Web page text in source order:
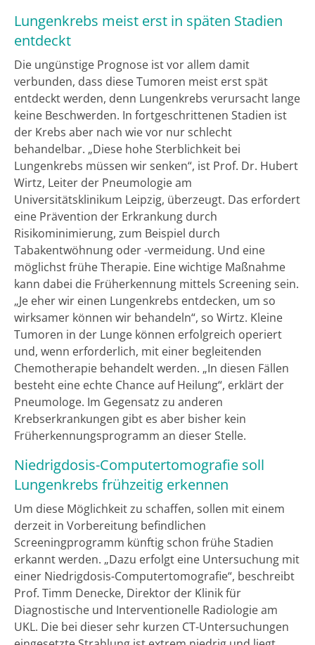
Lungenkrebs meist erst in späten Stadien
entdeckt
Die ungünstige Prognose ist vor allem damit
verbunden, dass diese Tumoren meist erst spät
entdeckt werden, denn Lungenkrebs verursacht lange
keine Beschwerden. In fortgeschrittenen Stadien ist
der Krebs aber nach wie vor nur schlecht
behandelbar. „Diese hohe Sterblichkeit bei
Lungenkrebs müssen wir senken“, ist Prof. Dr. Hubert
Wirtz, Leiter der Pneumologie am
Universitätsklinikum Leipzig, überzeugt. Das erfordert
eine Prävention der Erkrankung durch
Risikominimierung, zum Beispiel durch
Tabakentwöhnung oder -vermeidung. Und eine
möglichst frühe Therapie. Eine wichtige Maßnahme
kann dabei die Früherkennung mittels Screening sein.
„Je eher wir einen Lungenkrebs entdecken, um so
wirksamer können wir behandeln“, so Wirtz. Kleine
Tumoren in der Lunge können erfolgreich operiert
und, wenn erforderlich, mit einer begleitenden
Chemotherapie behandelt werden. „In diesen Fällen
besteht eine echte Chance auf Heilung“, erklärt der
Pneumologe. Im Gegensatz zu anderen
Krebserkrankungen gibt es aber bisher kein
Früherkennungsprogramm an dieser Stelle.
Niedrigdosis-Computertomografie soll
Lungenkrebs frühzeitig erkennen
Um diese Möglichkeit zu schaffen, sollen mit einem
derzeit in Vorbereitung befindlichen
Screeningprogramm künftig schon frühe Stadien
erkannt werden. „Dazu erfolgt eine Untersuchung mit
einer Niedrigdosis-Computertomografie“, beschreibt
Prof. Timm Denecke, Direktor der Klinik für
Diagnostische und Interventionelle Radiologie am
UKL. Die bei dieser sehr kurzen CT-Untersuchungen